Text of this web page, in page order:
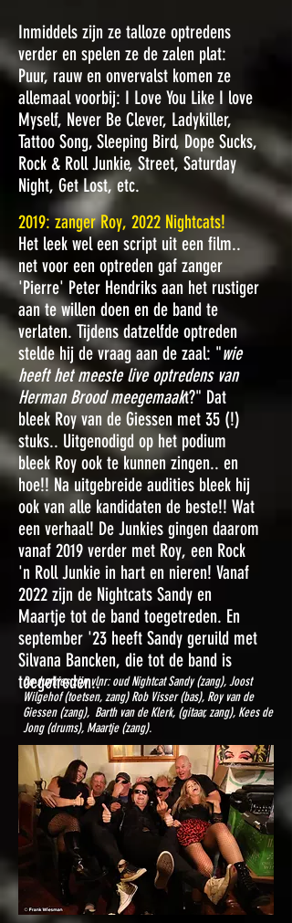
Inmiddels zijn ze talloze optredens
verder en spelen ze de zalen plat:
Puur, rauw en onvervalst komen ze
allemaal voorbij: I Love You Like I love
Myself, Never Be Clever, Ladykiller,
Tattoo Song, Sleeping Bird, Dope Sucks,
Rock & Roll Junkie, Street, Saturday
Night, Get Lost, etc.
2019: zanger Roy, 2022 Nightcats!
Het leek wel een script uit een film..
net voor een optreden gaf zanger
'Pierre' Peter Hendriks aan het rustiger
aan te willen doen en de band te
verlaten. Tijdens datzelfde optreden
stelde hij de vraag aan de zaal: "wie
heeft het meeste live optredens van
Herman Brood meegemaakt?" Dat
bleek Roy van de Giessen met 35 (!)
stuks.. Uitgenodigd op het podium
bleek Roy ook te kunnen zingen.. en
hoe!! Na uitgebreide audities bleek hij
ook van alle kandidaten de beste!! Wat
een verhaal! De Junkies gingen daarom
vanaf 2019 verder met Roy, een Rock
'n Roll Junkie in hart en nieren! Vanaf
2022 zijn de Nightcats Sandy en
Maartje tot de band toegetreden. En
september '23 heeft Sandy geruild met
Silvana Bancken, die tot de band is
toegetreden..
De Junkies zijn vlnr: oud Nightcat Sandy (zang), Joost
Wilgehof (toetsen, zang) Rob Visser (bas), Roy van de
Giessen (zang), Barth van de Klerk, (gitaar, zang), Kees de
Jong (drums), Maartje (zang).